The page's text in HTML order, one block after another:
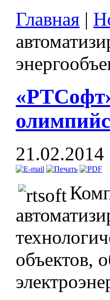
Главная |
21.02.2014
объектов,